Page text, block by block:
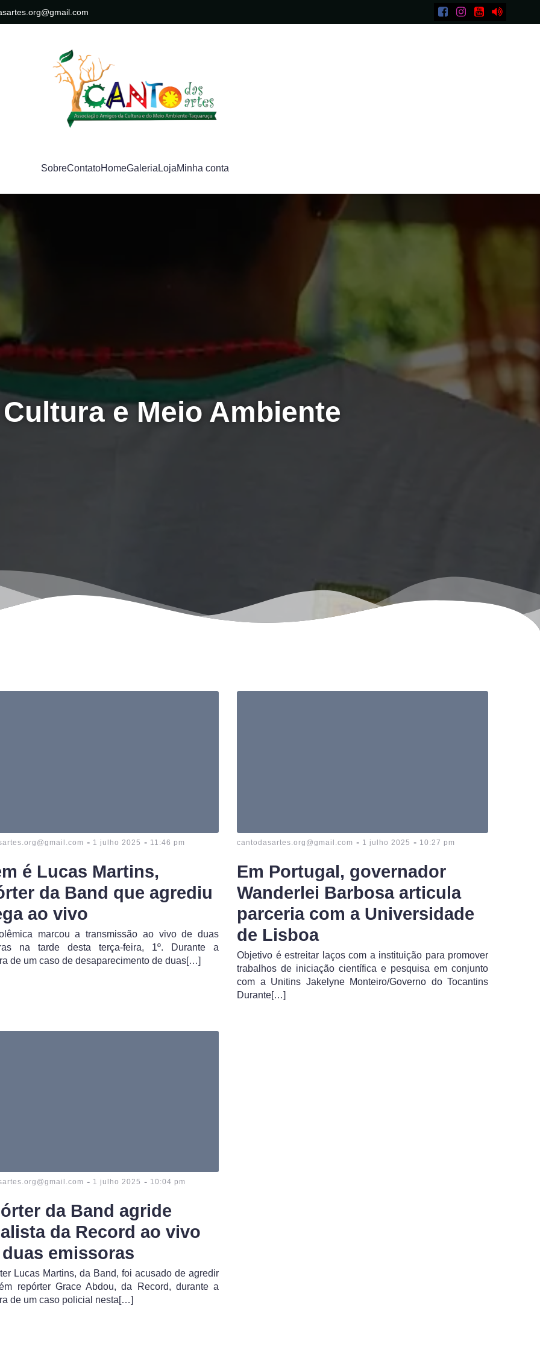
SobreContatoHomeGaleria LojaMinha conta
e Meio Ambiente
- 1 julho 2025 - 11:46 pm
é Lucas Martins,
da Band que agrediu
ao vivo
marcou a transmissão ao vivo de duas
na tarde desta terça-feira, 1º. Durante a
de um caso de desaparecimento de duas[…]
cantodasartes.org@gmail.com - 1 julho 2025 - 10:27 pm
Em Portugal, governador
Wanderlei Barbosa articula
parceria com a Universidade
de Lisboa
Objetivo é estreitar laços com a instituição para promover
trabalhos de iniciação científica e pesquisa em conjunto
com a Unitins Jakelyne Monteiro/Governo do Tocantins
Durante[…]
- 1 julho 2025 - 10:04 pm
da Band agride
da Record ao vivo
emissoras
Lucas Martins, da Band, foi acusado de agredir
repórter Grace Abdou, da Record, durante a
de um caso policial nesta[…]